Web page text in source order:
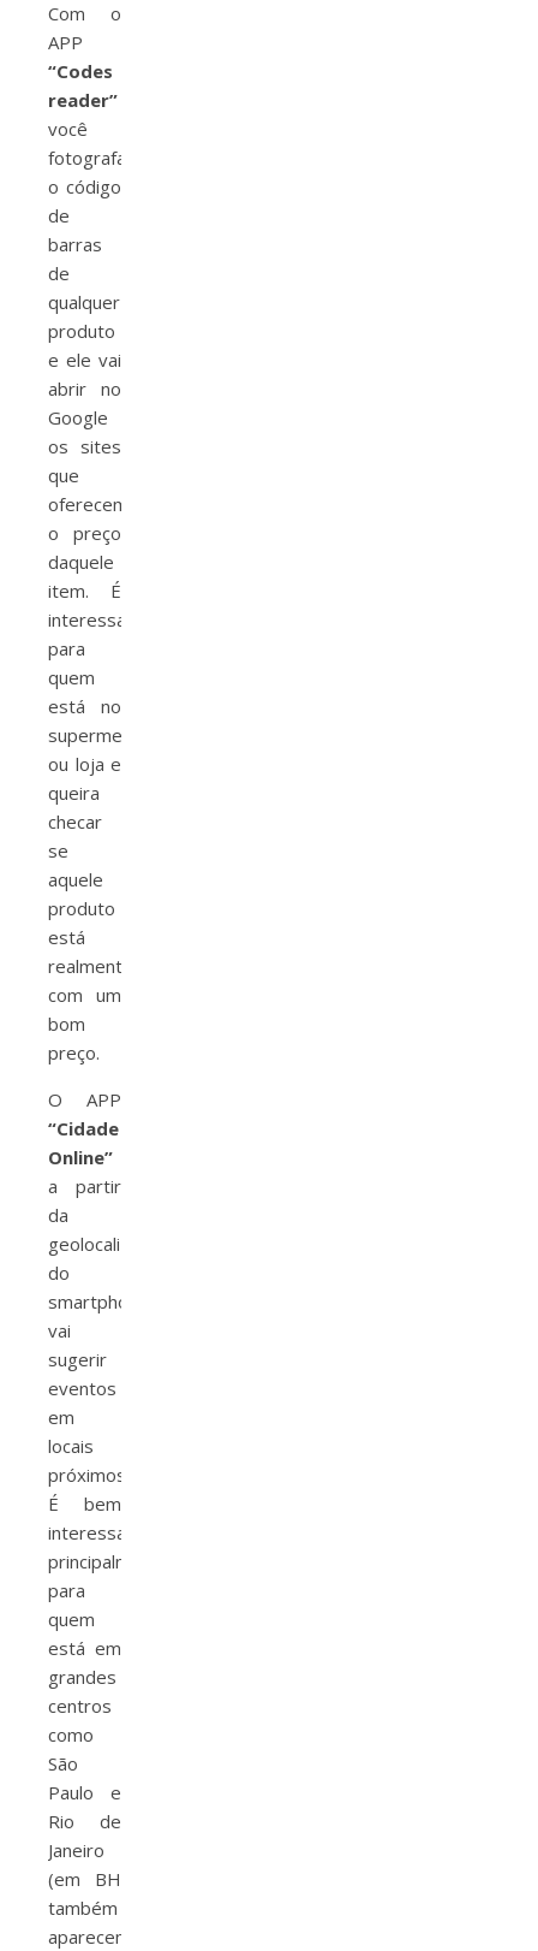
Com o
APP
“Codes
reader”
você
fotografa
o código
de
barras
de
qualquer
produto
e ele vai
abrir no
Google
os sites
que
oferecem
o preço
daquele
item. É
interessante
para
quem
está no
supermercado
ou loja e
queira
checar
se
aquele
produto
está
realmente
com um
bom
preço.
O APP
“Cidade
Online”
a partir
da
geolocalização
do
smartphone
vai
sugerir
eventos
em
locais
próximos.
É bem
interessante,
principalmente
para
quem
está em
grandes
centros
como
São
Paulo e
Rio de
Janeiro
(em BH
também
aparecem